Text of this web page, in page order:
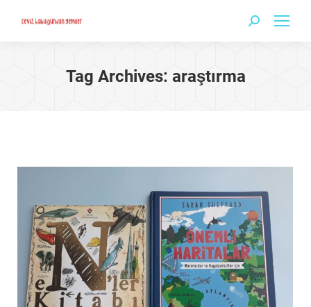
Search:
Tag Archives: araştırma